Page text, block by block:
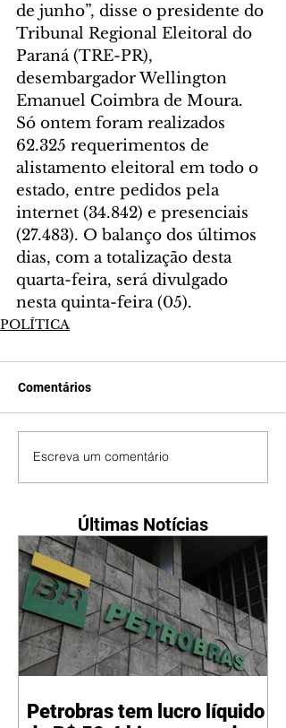
de junho”, disse o presidente do
Tribunal Regional Eleitoral do
Paraná (TRE-PR),
desembargador Wellington
Emanuel Coimbra de Moura.
Só ontem foram realizados
62.325 requerimentos de
alistamento eleitoral em todo o
estado, entre pedidos pela
internet (34.842) e presenciais
(27.483). O balanço dos últimos
dias, com a totalização desta
quarta-feira, será divulgado
nesta quinta-feira (05).
POLÍTICA
Comentários
Escreva um comentário
Últimas Notícias
Petrobras tem lucro líquido